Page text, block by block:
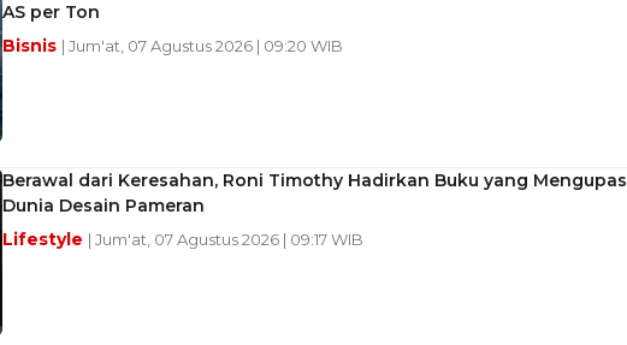
AS per Ton
Bisnis | Jum'at, 07 Agustus 2026 | 09:20 WIB
Berawal dari Keresahan, Roni Timothy Hadirkan Buku yang Mengupas
Dunia Desain Pameran
Lifestyle | Jum'at, 07 Agustus 2026 | 09:17 WIB